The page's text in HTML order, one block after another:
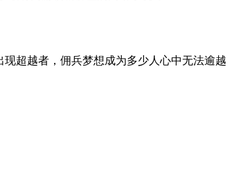
超越者，佣兵梦想成为多少人心中无法逾越